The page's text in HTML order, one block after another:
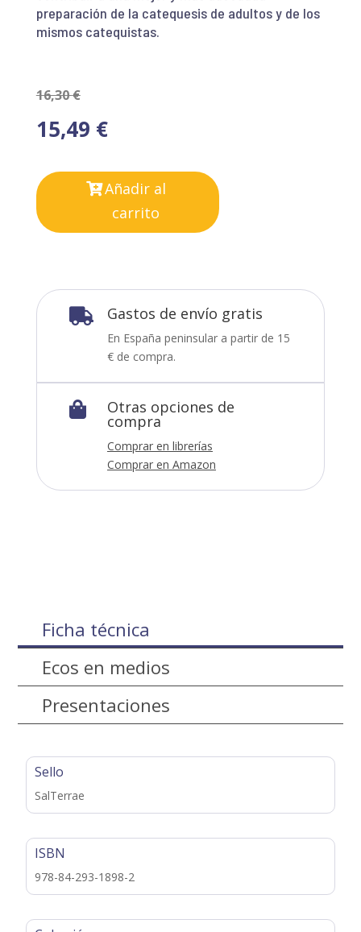
preparación de la catequesis de adultos y de los
mismos catequistas.
16,30€
15,49 €
Añadir al
carrito
 Gastos de envío gratis
En España peninsular a partir de 15
€ de compra.
 Otras opciones de
compra
Comprar en librerías
Comprar en Amazon
Ficha técnica
Ecos en medios
Presentaciones
Sello
SalTerrae
ISBN
978-84-293-1898-2